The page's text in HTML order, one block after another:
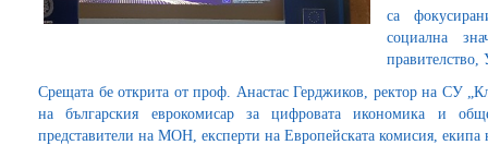
са
социална
Срещата бе открита от проф. Анастас Герджиков, ректор на СУ
на българския еврокомисар за цифровата икономика и
представители на МОН, експерти на Европейската комисия, екипа